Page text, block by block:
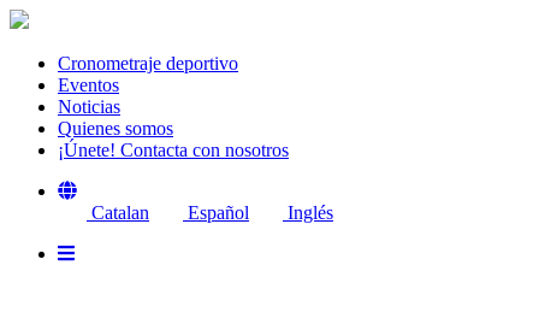
Cronometraje deportivo
Eventos
Noticias
Quienes somos
¡Únete! Contacta con nosotros
Catalan Español Inglés